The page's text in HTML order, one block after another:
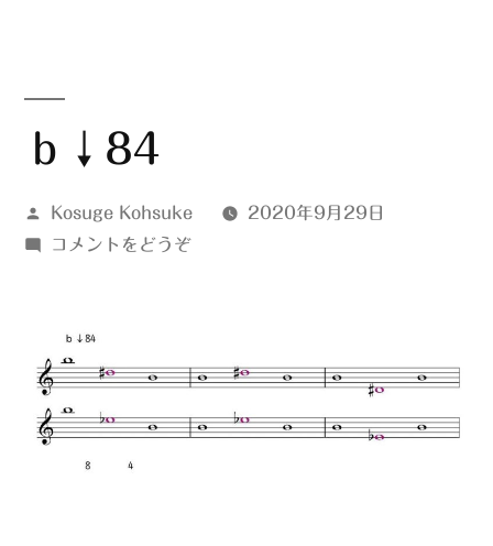
ｂ↓84
投
稿
Kosuge Kohsuke
2020年9月29日
コメントをどうぞ(ｂ